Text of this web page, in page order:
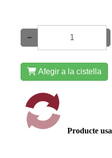
−
Afegir a la cistella
Producte